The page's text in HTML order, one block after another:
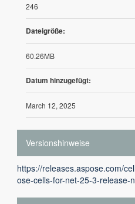
246
Dateigröße:
60.26MB
Datum hinzugefügt:
March 12, 2025
Versionshinweise
https://releases.aspose.com/
ose-cells-for-net-25-3-release-